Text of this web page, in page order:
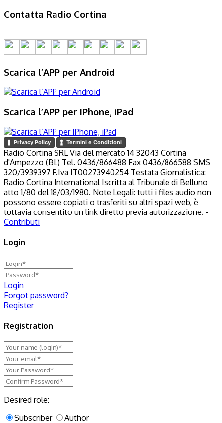
Contatta Radio Cortina
Scarica l’APP per Android
Scarica l’APP per IPhone, iPad
Privacy Policy Termini e Condizioni
Radio Cortina SRL Via del mercato 14 32043 Cortina
d'Ampezzo (BL) Tel. 0436/866488 Fax 0436/866588 SMS
320/3939397 P.Iva IT00273940254 Testata Giornalistica:
Radio Cortina International Iscritta al Tribunale di Belluno
atto 1/80 del 18/03/1980. Note Legali: tutti i files audio non
possono essere copiati o trasferiti su altri spazi web, è
tuttavia consentito un link diretto previa autorizzazione. -
Contributi
Login
Login
Forgot password?
Register
Registration
Desired role:
Subscriber
Author